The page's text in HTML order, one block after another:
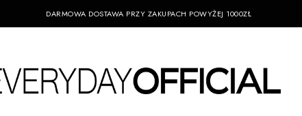
DARMOWA DOSTAWA PRZY ZAKUPACH POWYŻEJ 1000ZŁ